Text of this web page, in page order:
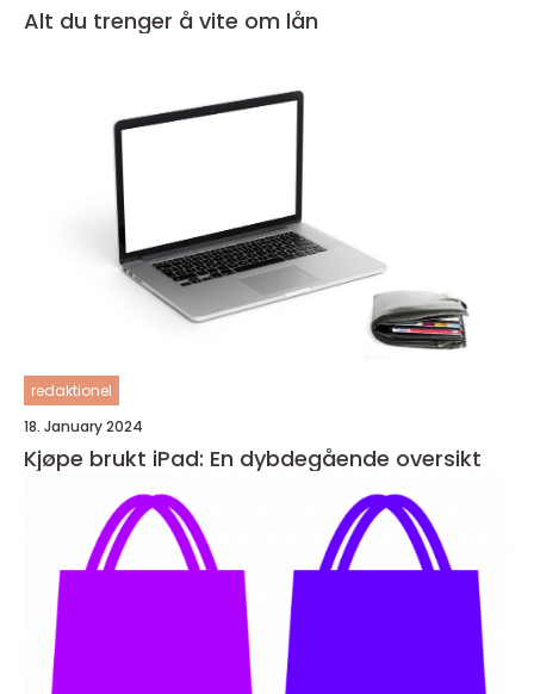
Alt du trenger å vite om lån
redaktionel
18. January 2024
Kjøpe brukt iPad: En dybdegående oversikt